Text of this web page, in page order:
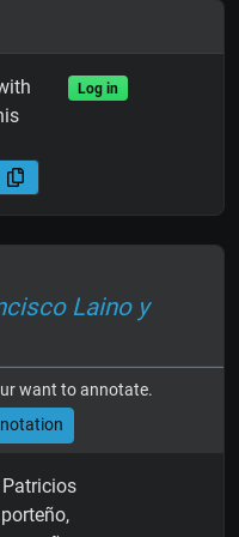
Log in
Laino y
want to annotate.